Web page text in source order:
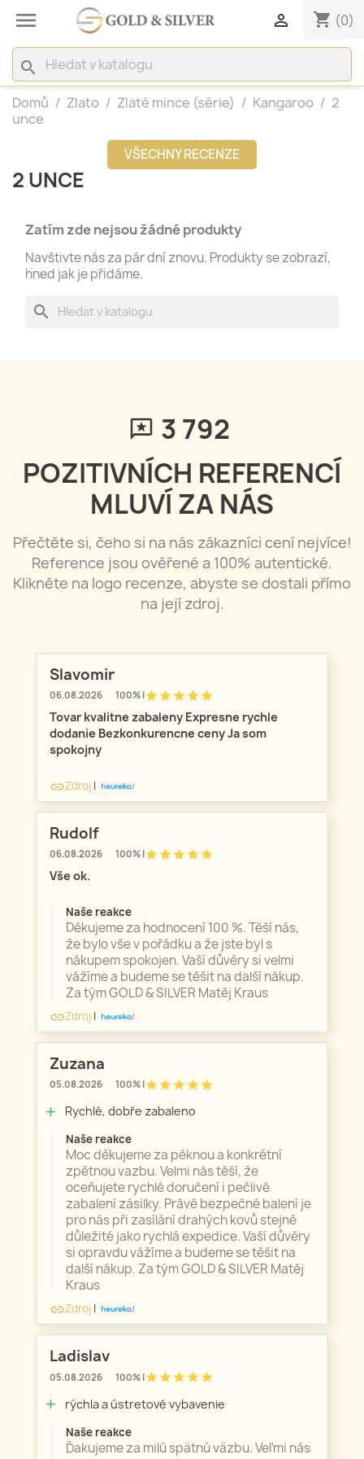
 shopping_cart (0)

search
Domů Zlato Zlaté mince (série) Kangaroo
2
unce
VŠECHNY RECENZE
2 UNCE
Zatím zde nejsou žádné produkty
Navštivte nás za pár dní znovu. Produkty se zobrazí,
hned jak je přidáme.
search
3 792
POZITIVNÍCH REFERENCÍ
MLUVÍ ZA NÁS
Přečtěte si, čeho si na nás zákazníci cení nejvíce!
Reference jsou ověřené a 100% autentické.
Klikněte na logo recenze, abyste se dostali přímo
na její zdroj.
Slavomir
06.08.2026 100% |starstarstarstarstar
Tovar kvalitne zabaleny Expresne rychle
dodanie Bezkonkurencne ceny Ja som
spokojny
linkZdroj |
Rudolf
06.08.2026 100% |starstarstarstarstar
Vše ok.
Naše reakce
Děkujeme za hodnocení 100 %. Těší nás,
že bylo vše v pořádku a že jste byl s
nákupem spokojen. Vaší důvěry si velmi
vážíme a budeme se těšit na další nákup.
Za tým GOLD & SILVER Matěj Kraus
linkZdroj |
Zuzana
05.08.2026 100% |starstarstarstarstar
add Rychlé, dobře zabaleno
Naše reakce
Moc děkujeme za pěknou a konkrétní
zpětnou vazbu. Velmi nás těší, že
oceňujete rychlé doručení i pečlivé
zabalení zásilky. Právě bezpečné balení je
pro nás při zasílání drahých kovů stejně
důležité jako rychlá expedice. Vaší důvěry
si opravdu vážíme a budeme se těšit na
další nákup. Za tým GOLD & SILVER Matěj
Kraus
linkZdroj |
Ladislav
05.08.2026 100% |starstarstarstarstar
add rýchla a ústretové vybavenie
Naše reakce
Ďakujeme za milú spätnú väzbu. Veľmi nás